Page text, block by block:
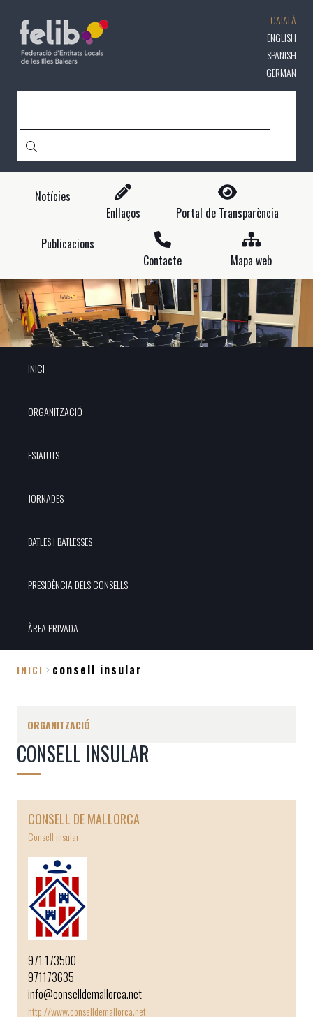
contingut
CATALÀ
ENGLISH
SPANISH
GERMAN
Notícies
Enllaços
Portal de Transparència
Publicacions
Contacte
Mapa web
INICI
ORGANITZACIÓ
ESTATUTS
JORNADES
BATLES I BATLESSES
PRESIDÈNCIA DELS CONSELLS
ÀREA PRIVADA
INICI consell insular
ORGANITZACIÓ
CONSELL INSULAR
CONSELL DE MALLORCA
Consell insular
971 173500
971173635
info@conselldemallorca.net
http://www.conselldemallorca.net